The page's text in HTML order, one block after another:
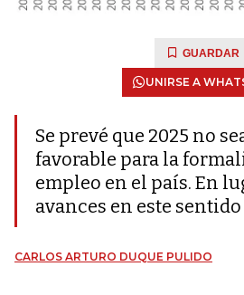
GUARDAR
UNIRSE A
Se prevé que 2025 no
favorable para la
empleo en el país. En
avances en este sentido
CARLOS ARTURO DUQUE PULIDO